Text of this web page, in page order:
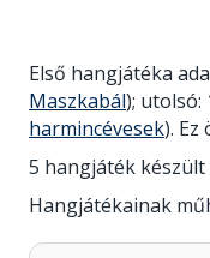
Első hangjátéka
Maszkabál); utolsó:
harmincévesek). Ez
5 hangjáték készült
Hangjátékainak